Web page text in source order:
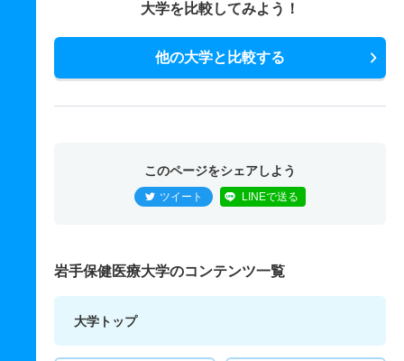
大学を比較してみよう！
他の大学と比較する
このページをシェアしよう
ツイート LINEで送る
岩手保健医療大学のコンテンツ一覧
大学トップ